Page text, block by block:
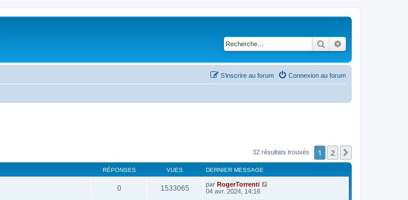
Rechercher
Connexion au forum
S’inscrire au forum
32 résultats trouvés 1 2
RÉPONSES VUES DERNIER MESSAGE
0 1533065 par RogerTorrenti
04 avr. 2024, 14:16